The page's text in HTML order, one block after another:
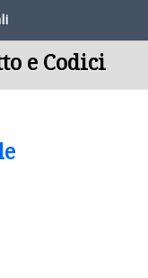
e Codici